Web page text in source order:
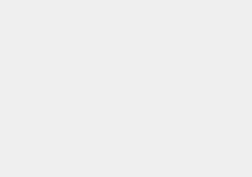
uit om te
en
toevoegen.
zitplaats
tasje koffie in de
te
brengt een
buiten tot een
hebben, betekent
en